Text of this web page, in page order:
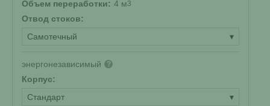
Объем переработки: 4 м3
Отвод стоков:
Самотечный
▾
энергонезависимый ?
Корпус:
Стандарт
▾